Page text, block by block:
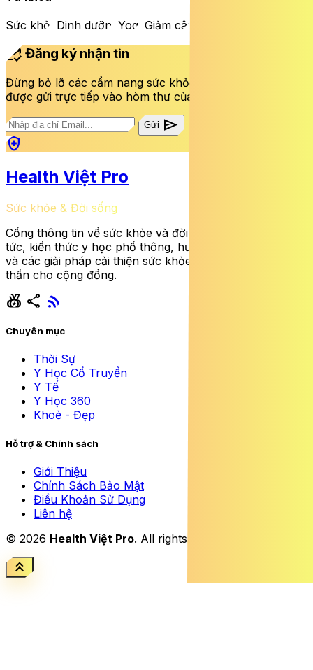
Sức khỏe Dinh dưỡng Yoga Giảm cân
mark_email_read Đăng ký nhận tin
Đừng bỏ lỡ các cẩm nang sức khỏe và bài viết mới nhất
được gửi trực tiếp vào hòm thư của bạn mỗi tuần.
Gửi send
health_and_safety
Health Việt Pro
Sức khỏe & Đời sống
Cổng thông tin về sức khỏe và đời sống cung cấp tin
tức, kiến thức y học phổ thông, hướng dẫn dinh dưỡng
và các giải pháp cải thiện sức khỏe thể chất lẫn tinh
thần cho cộng đồng.
social_leaderboard share rss_feed
Chuyên mục
Thời Sự
Y Học Cổ Truyền
Y Tế
Y Học 360
Khoẻ - Đẹp
Hỗ trợ & Chính sách
Giới Thiệu
Chính Sách Bảo Mật
Điều Khoản Sử Dụng
Liên hệ
© 2026 Health Việt Pro. All rights reserved.
keyboard_double_arrow_up